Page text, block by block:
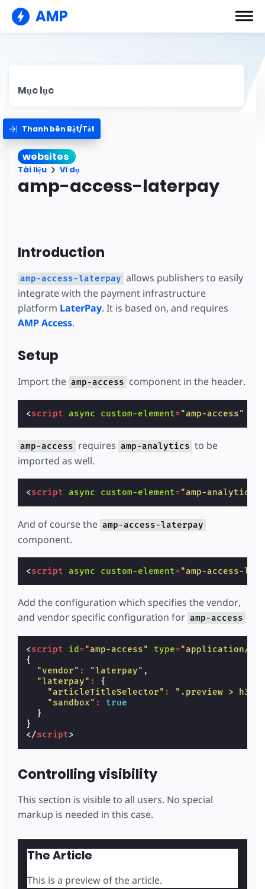
AMP
Mục lục
Thanh bên Bật/Tắt
websites
Tài liệu Ví dụ
amp-access-laterpay
Introduction
amp-access-laterpay allows publishers to easily
integrate with the payment infrastructure
platform LaterPay. It is based on, and requires
AMP Access.
Setup
Import the amp-access component in the header.
<script async custom-element="amp-access"
amp-access requires amp-analytics to be
imported as well.
<script async custom-element="amp-analytics"
And of course the amp-access-laterpay
component.
<script async custom-element="amp-access-
Add the configuration which specifies the vendor,
and vendor specific configuration for amp-access
<script id="amp-access" type="application/
{
"vendor" : "laterpay" ,
"laterpay" :
{
"articleTitleSelector" : ".preview > h3"
"sandbox" :
true
}
}
</script>
Controlling visibility
This section is visible to all users. No special
markup is needed in this case.
The Article
This is a preview of the article.